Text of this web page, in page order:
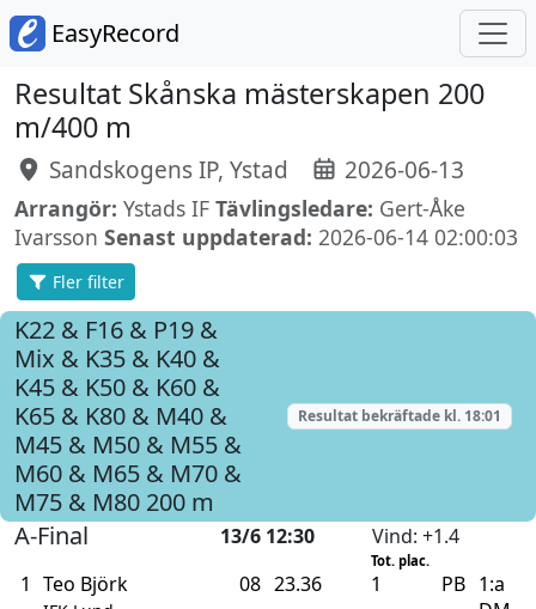
EasyRecord
Resultat Skånska mästerskapen 200
m/400 m
Sandskogens IP, Ystad 2026-06-13
Arrangör: Ystads IF Tävlingsledare: Gert-Åke
Ivarsson Senast uppdaterad: 2026-06-14 02:00:03
Fler filter
K22 & F16 & P19 &
Mix & K35 & K40 &
K45 & K50 & K60 &
K65 & K80 & M40 &
M45 & M50 & M55 &
M60 & M65 & M70 &
M75 & M80 200 m
Resultat bekräftade kl. 18:01
A-Final 13/6 12:30 Vind: +1.4
Tot. plac.
1 Teo Björk 08 23.36 1 PB 1:a